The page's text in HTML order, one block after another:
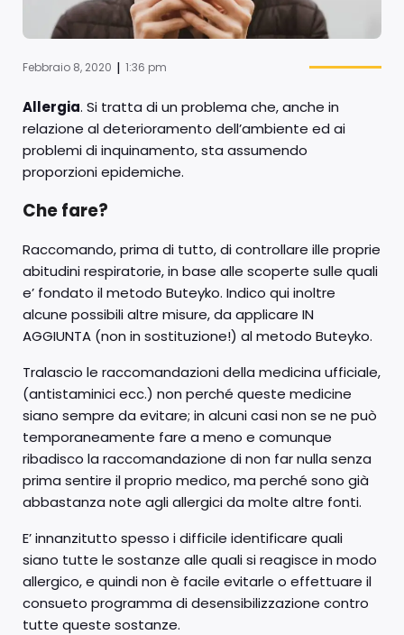
Febbraio 8, 2020 | 1:36 pm
Allergia. Si tratta di un problema che, anche in
relazione al deterioramento dell’ambiente ed ai
problemi di inquinamento, sta assumendo
proporzioni epidemiche.
Che fare?
Raccomando, prima di tutto, di controllare ille proprie
abitudini respiratorie, in base alle scoperte sulle quali
e’ fondato il metodo Buteyko. Indico qui inoltre
alcune possibili altre misure, da applicare IN
AGGIUNTA (non in sostituzione!) al metodo Buteyko.
Tralascio le raccomandazioni della medicina ufficiale,
(antistaminici ecc.) non perché queste medicine
siano sempre da evitare; in alcuni casi non se ne può
temporaneamente fare a meno e comunque
ribadisco la raccomandazione di non far nulla senza
prima sentire il proprio medico, ma perché sono già
abbastanza note agli allergici da molte altre fonti.
E’ innanzitutto spesso i difficile identificare quali
siano tutte le sostanze alle quali si reagisce in modo
allergico, e quindi non è facile evitarle o effettuare il
consueto programma di desensibilizzazione contro
tutte queste sostanze.